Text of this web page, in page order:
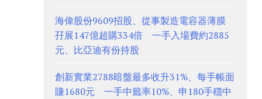
海偉股份9609招股、從事製造電容器薄膜
孖展147億超購334倍 一手入場費約2885
元、比亞迪有份持股
創新實業2788暗盤最多收升31%、每手帳面
賺1680元 一手中籤率10%、申180手穩中